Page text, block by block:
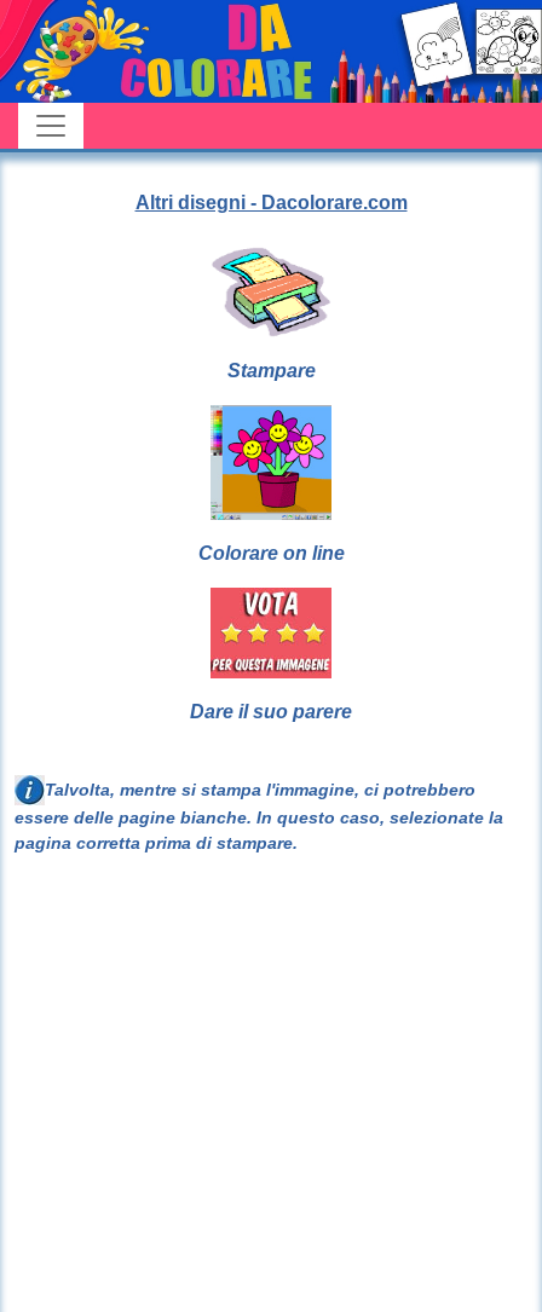
Altri disegni - Dacolorare.com
Stampare
Colorare on line
Dare il suo parere
Talvolta, mentre si stampa l'immagine, ci potrebbero
essere delle pagine bianche. In questo caso, selezionate la
pagina corretta prima di stampare.